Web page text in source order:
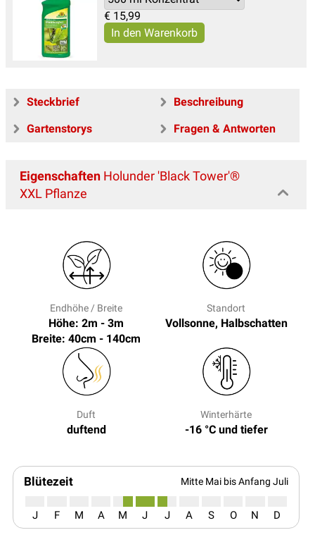
€ 15,99
Steckbrief
Beschreibung
Gartenstorys
Fragen & Antworten
Eigenschaften Holunder 'Black Tower'®
XXL Pflanze
Endhöhe / Breite
Höhe: 2m - 3m
Breite: 40cm - 140cm
Standort
Vollsonne, Halbschatten
Duft
duftend
Winterhärte
-16 °C und tiefer
Blütezeit Mitte Mai bis Anfang Juli
J F M A M J J A S O N D